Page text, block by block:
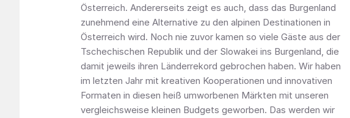
Österreich. Andererseits zeigt es auch, dass das Burgenland
zunehmend eine Alternative zu den alpinen Destinationen in
Österreich wird. Noch nie zuvor kamen so viele Gäste aus der
Tschechischen Republik und der Slowakei ins Burgenland, die
damit jeweils ihren Länderrekord gebrochen haben. Wir haben
im letzten Jahr mit kreativen Kooperationen und innovativen
Formaten in diesen heiß umworbenen Märkten mit unseren
vergleichsweise kleinen Budgets geworben. Das werden wir